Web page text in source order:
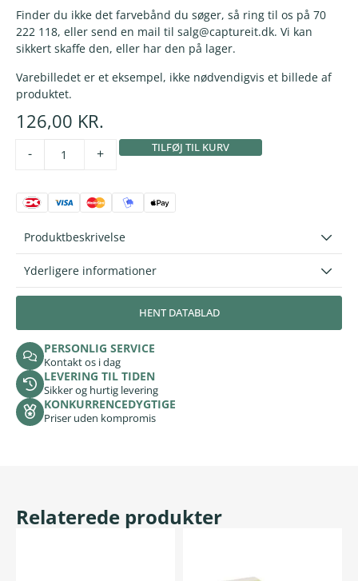
Finder du ikke det farvebånd du søger, så ring til os på 70
222 118, eller send en mail til salg@captureit.dk. Vi kan
sikkert skaffe den, eller har den på lager.
Varebilledet er et eksempel, ikke nødvendigvis et billede af
produktet.
126,00 KR.
- + TILFØJ TIL KURV
Produktbeskrivelse
Yderligere informationer
HENT DATABLAD
PERSONLIG SERVICE
Kontakt os i dag
LEVERING TIL TIDEN
Sikker og hurtig levering
KONKURRENCEDYGTIGE
Priser uden kompromis
Relaterede produkter